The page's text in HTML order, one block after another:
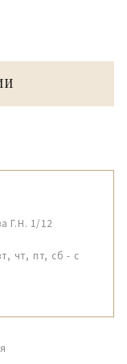
Г.Н. 1/12
чт, пт, сб - с